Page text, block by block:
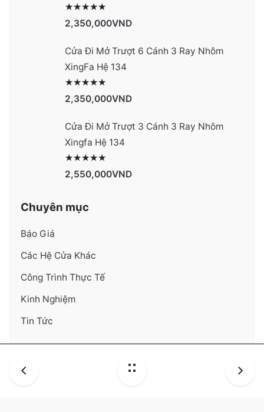
2,350,000VND
Cửa Đi Mở Trượt 6 Cánh 3 Ray Nhôm
XingFa Hệ 134
2,350,000VND
Cửa Đi Mở Trượt 3 Cánh 3 Ray Nhôm
Xingfa Hệ 134
2,550,000VND
Chuyên mục
Báo Giá
Các Hệ Cửa Khác
Công Trình Thực Tế
Kinh Nghiệm
Tin Tức